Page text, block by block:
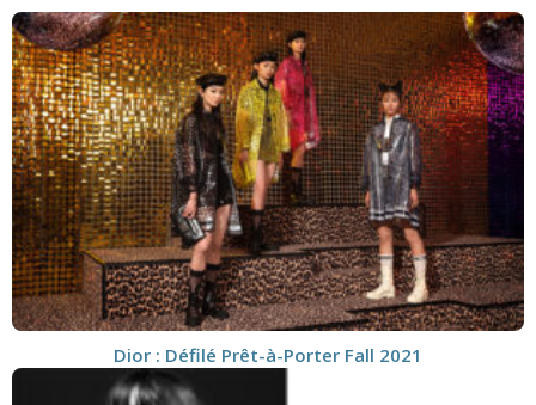
Dior : Défilé Prêt-à-Porter Fall 2021